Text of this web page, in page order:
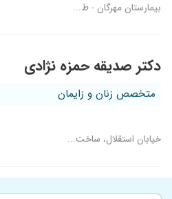
بیمارستان مهرگان - ط...
دکتر صدیقه حمزه نژادی
متخصص زنان و زایمان
خیابان استقلال، ساخت...